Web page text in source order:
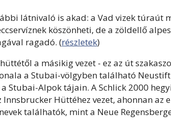
látnivaló is akad: a Vad vizek túraút
köszönheti, de a zöldellő
ragadó. (részletek)
a másikig vezet - ez az út
a Stubai-völgyben található
Stubai-Alpok tájain. A Schlick 2000
Hüttéhez vezet, ahonnan az
találhatók, mint a Neue